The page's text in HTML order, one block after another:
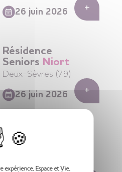
26 juin 2026 +
Résidence
Seniors Niort
Deux-Sèvres (79)
26 juin 2026 +
Artimouv’
Résidence
Seniors
Finistère (29)
expérience, Espace et Vie,